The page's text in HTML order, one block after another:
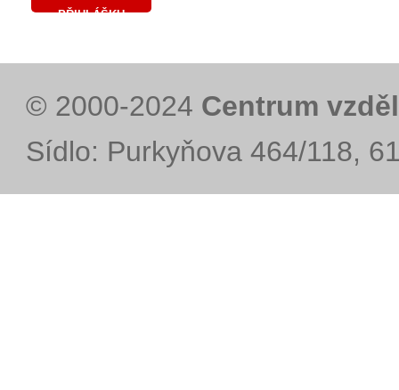
PŘIHLÁŠKU
© 2000-2024 Centrum
Sídlo: Purkyňova 464/118,